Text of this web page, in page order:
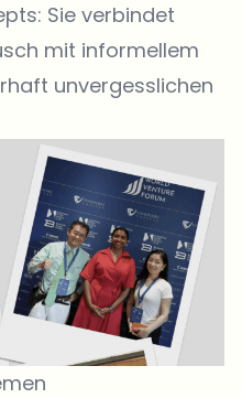
Sie verbindet
mit informellem
unvergesslichen